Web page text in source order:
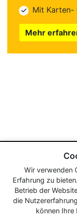
Mit Karten-
Mehr
Wir verwenden
Erfahrung zu
Betrieb der
die
können Ihre